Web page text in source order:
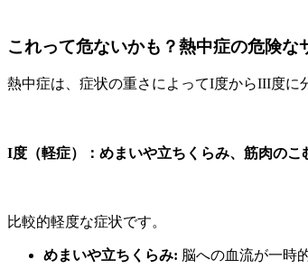
これって危ないかも？熱中症の危険な
熱中症は、症状の重さによってI度からIII度に
I度（軽症）：めまいや立ちくらみ、筋肉のこ
比較的軽度な症状です。
めまいや立ちくらみ: 脳への血流が一時